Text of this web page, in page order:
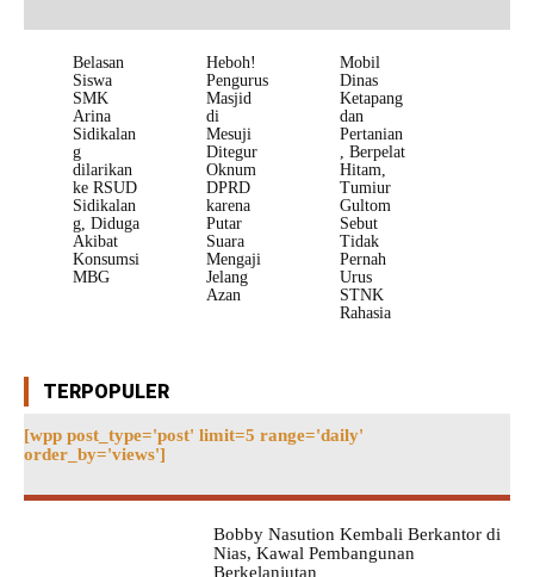
Belasan
Siswa
SMK
Arina
Sidikalan
g
dilarikan
ke RSUD
Sidikalan
g, Diduga
Akibat
Konsumsi
MBG
Heboh!
Pengurus
Masjid
di
Mesuji
Ditegur
Oknum
DPRD
karena
Putar
Suara
Mengaji
Jelang
Azan
Mobil
Dinas
Ketapang
dan
Pertanian
, Berpelat
Hitam,
Tumiur
Gultom
Sebut
Tidak
Pernah
Urus
STNK
Rahasia
TERPOPULER
[wpp post_type='post' limit=5 range='daily'
order_by='views']
Bobby Nasution Kembali Berkantor di
Nias, Kawal Pembangunan
Berkelanjutan